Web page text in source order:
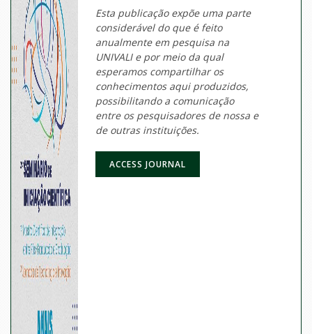
Esta publicação expõe uma parte
considerável do que é feito
anualmente em pesquisa na
UNIVALI e por meio da qual
esperamos compartilhar os
conhecimentos aqui produzidos,
possibilitando a comunicação
entre os pesquisadores de nossa e
de outras instituições.
ACCESS JOURNAL